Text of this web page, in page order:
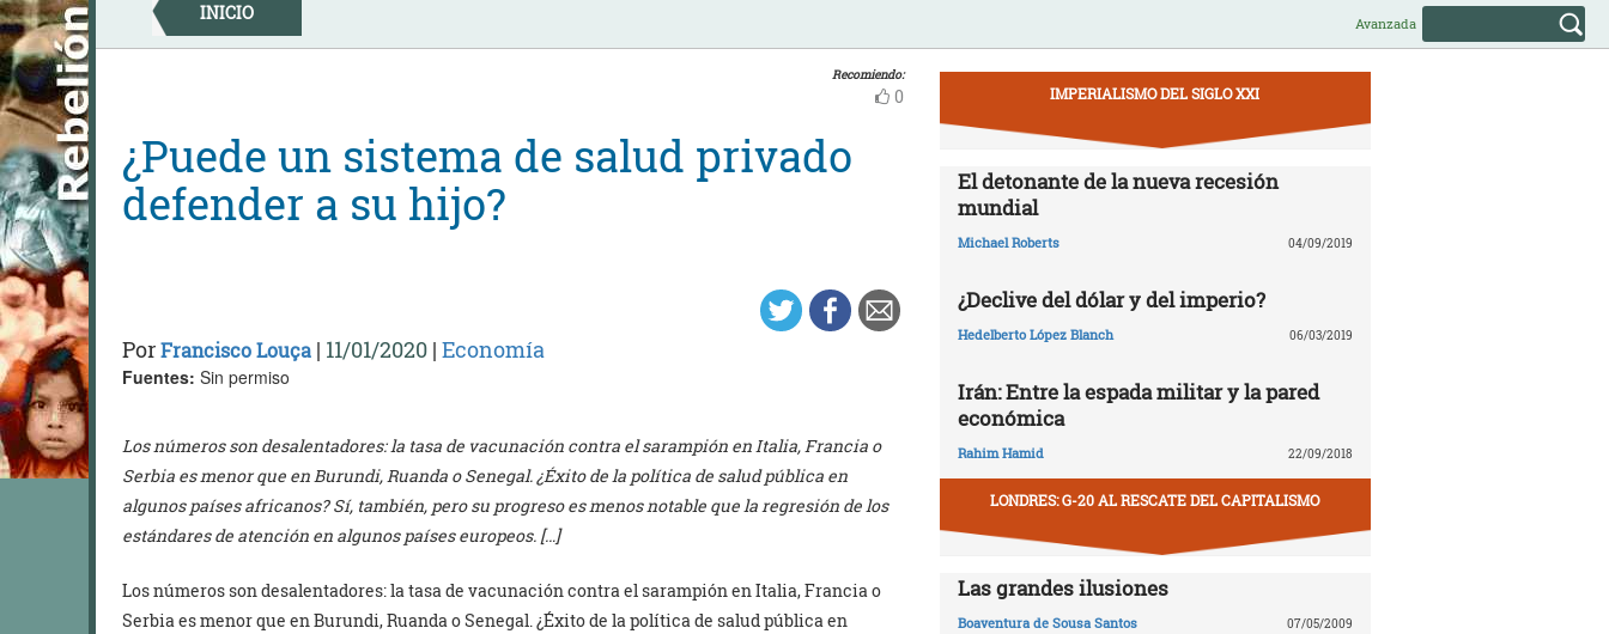
Skip
to
content
INICIO Avanzada
Recomiendo:
0
¿Puede un sistema de salud privado
defender a su hijo?
PorFrancisco Louça | 11/01/2020 | Economía
Fuentes: Sin permiso
Los números son desalentadores: la tasa de vacunación contra el sarampión en Italia, Francia o
Serbia es menor que en Burundi, Ruanda o Senegal. ¿Éxito de la política de salud pública en
algunos países africanos? Sí, también, pero su progreso es menos notable que la regresión de los
estándares de atención en algunos países europeos. […]
Los números son desalentadores: la tasa de vacunación contra el sarampión en Italia, Francia o
Serbia es menor que en Burundi, Ruanda o Senegal. ¿Éxito de la política de salud pública en
IMPERIALISMO DEL SIGLO XXI
El detonante de la nueva recesión
mundial
Michael Roberts 04/09/2019
¿Declive del dólar y del imperio?
Hedelberto López Blanch 06/03/2019
Irán: Entre la espada militar y la pared
económica
Rahim Hamid 22/09/2018
LONDRES: G-20 AL RESCATE DEL CAPITALISMO
Las grandes ilusiones
Boaventura de Sousa Santos 07/05/2009